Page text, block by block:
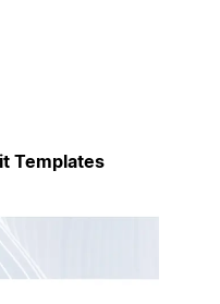
Templates